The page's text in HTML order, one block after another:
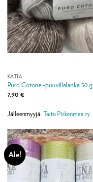
KATIA
Puro Cotone -puuvillalanka 50 g
7,90 €
Jälleenmyyjä: Taito Pirkanmaa ry
Ale!